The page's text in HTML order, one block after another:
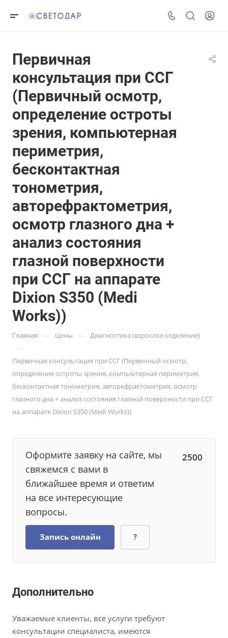
Первичная
консультация при ССГ
(Первичный осмотр,
определение остроты
зрения, компьютерная
периметрия,
бесконтактная
тонометрия,
авторефрактометрия,
осмотр глазного дна +
анализ состояния
глазной поверхности
при ССГ на аппарате
Dixion S350 (Medi
Works))
Главная — Цены — Диагностика (взрослое отделение)
—
Первичная консультация при ССГ (Первичный осмотр,
определение остроты зрения, компьютерная периметрия,
бесконтактная тонометрия, авторефрактометрия, осмотр
глазного дна + анализ состояния глазной поверхности при ССГ
на аппарате Dixion S350 (Medi Works))
Оформите заявку на сайте, мы
свяжемся с вами в
ближайшее время и ответим
на все интересующие
вопросы.
2500
Запись онлайн ?
Дополнительно
Уважаемые клиенты, все услуги требуют
консультации специалиста, имеются